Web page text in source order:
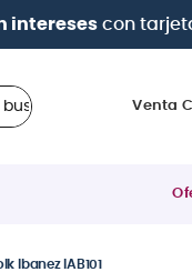
desde 0% de
Venta
Ibanez IAB101